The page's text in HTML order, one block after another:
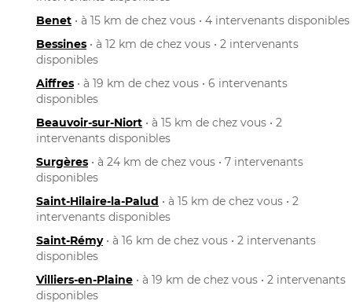
Benet • à 15 km de chez vous • 4 intervenants disponibles
Bessines • à 12 km de chez vous • 2 intervenants
disponibles
Aiffres • à 19 km de chez vous • 6 intervenants
disponibles
Beauvoir-sur-Niort • à 15 km de chez vous • 2
intervenants disponibles
Surgères • à 24 km de chez vous • 7 intervenants
disponibles
Saint-Hilaire-la-Palud • à 15 km de chez vous • 2
intervenants disponibles
Saint-Rémy• à 16 km de chez vous • 2 intervenants
disponibles
Villiers-en-Plaine • à 19 km de chez vous • 2 intervenants
disponibles